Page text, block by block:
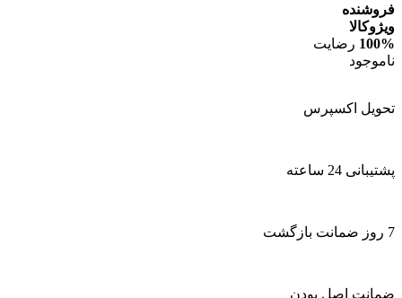
فروشنده
ویژوکالا
100% رضایت
ناموجود
تحویل اکسپرس
پشتیبانی 24 ساعته
7 روز ضمانت بازگشت
ضمانت اصل بودن